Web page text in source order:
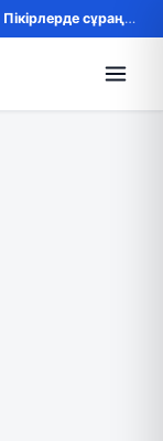
Пікірлерде сұраңыз — жауап береміз!